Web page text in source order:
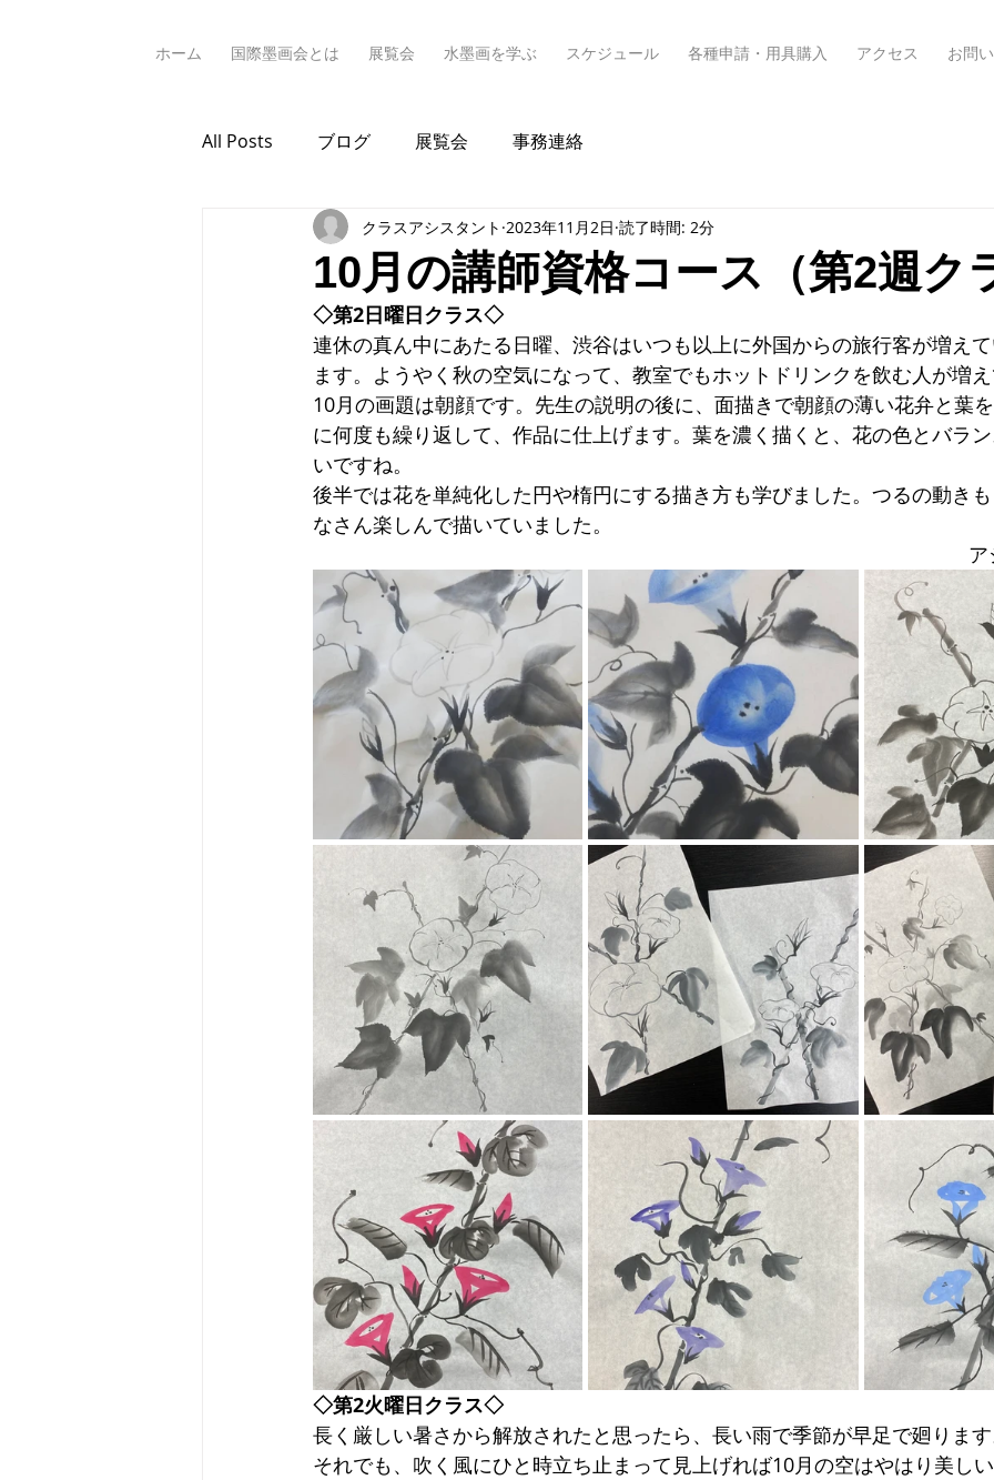
ホーム 国際墨画会とは 展覧会 水墨画を学ぶ スケジュール 各種申請・用具購入 アクセス お問
All Posts ブログ 展覧会 事務連絡
10月の講師資格コース（第2週ク
クラスアシスタント 2023年11月2日 読了時間: 2分
◇第2日曜日クラス◇
連休の真ん中にあたる日曜、渋谷はいつも以上に外国からの旅行客が増え
ます。ようやく秋の空気になって、教室でもホットドリンクを飲む人が増
10月の画題は朝顔です。先生の説明の後に、面描きで朝顔の薄い花弁と葉
に何度も繰り返して、作品に仕上げます。葉を濃く描くと、花の色とバラ
いですね。
後半では花を単純化した円や楕円にする描き方も学びました。つるの動き
なさん楽しんで描いていました。
◇第2火曜日クラス◇
長く厳しい暑さから解放されたと思ったら、長い雨で季節が早足で廻りま
それでも、吹く風にひと時立ち止まって見上げれば10月の空はやはり美し